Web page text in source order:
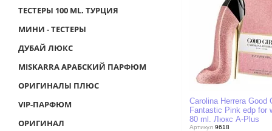
Carolina Herrera Good
Fantastic Pink edp for
80 ml. Люкс A-Plus
Артикул 9618
ТЕСТЕРЫ 100 ML. ТУРЦИЯ
МИНИ - ТЕСТЕРЫ
ДУБАЙ ЛЮКС
MISKARRA АРАБСКИЙ ПАРФЮМ
ОРИГИНАЛЫ ПЛЮС
VIP-ПАРФЮМ
ОРИГИНАЛ